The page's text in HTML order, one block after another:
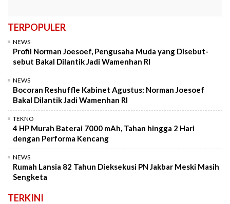
TERPOPULER
NEWS
Profil Norman Joesoef, Pengusaha Muda yang Disebut-
sebut Bakal Dilantik Jadi Wamenhan RI
NEWS
Bocoran Reshuffle Kabinet Agustus: Norman Joesoef
Bakal Dilantik Jadi Wamenhan RI
TEKNO
4 HP Murah Baterai 7000 mAh, Tahan hingga 2 Hari
dengan Performa Kencang
NEWS
Rumah Lansia 82 Tahun Dieksekusi PN Jakbar Meski Masih
Sengketa
TERKINI